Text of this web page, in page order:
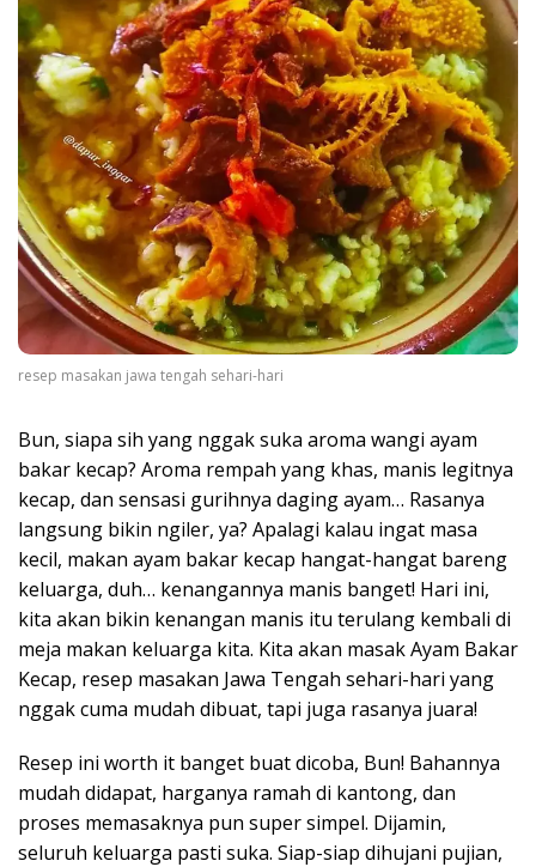
resep masakan jawa tengah sehari-hari
Bun, siapa sih yang nggak suka aroma wangi ayam
bakar kecap? Aroma rempah yang khas, manis legitnya
kecap, dan sensasi gurihnya daging ayam… Rasanya
langsung bikin ngiler, ya? Apalagi kalau ingat masa
kecil, makan ayam bakar kecap hangat-hangat bareng
keluarga, duh… kenangannya manis banget! Hari ini,
kita akan bikin kenangan manis itu terulang kembali di
meja makan keluarga kita. Kita akan masak Ayam Bakar
Kecap, resep masakan Jawa Tengah sehari-hari yang
nggak cuma mudah dibuat, tapi juga rasanya juara!
Resep ini worth it banget buat dicoba, Bun! Bahannya
mudah didapat, harganya ramah di kantong, dan
proses memasaknya pun super simpel. Dijamin,
seluruh keluarga pasti suka. Siap-siap dihujani pujian,